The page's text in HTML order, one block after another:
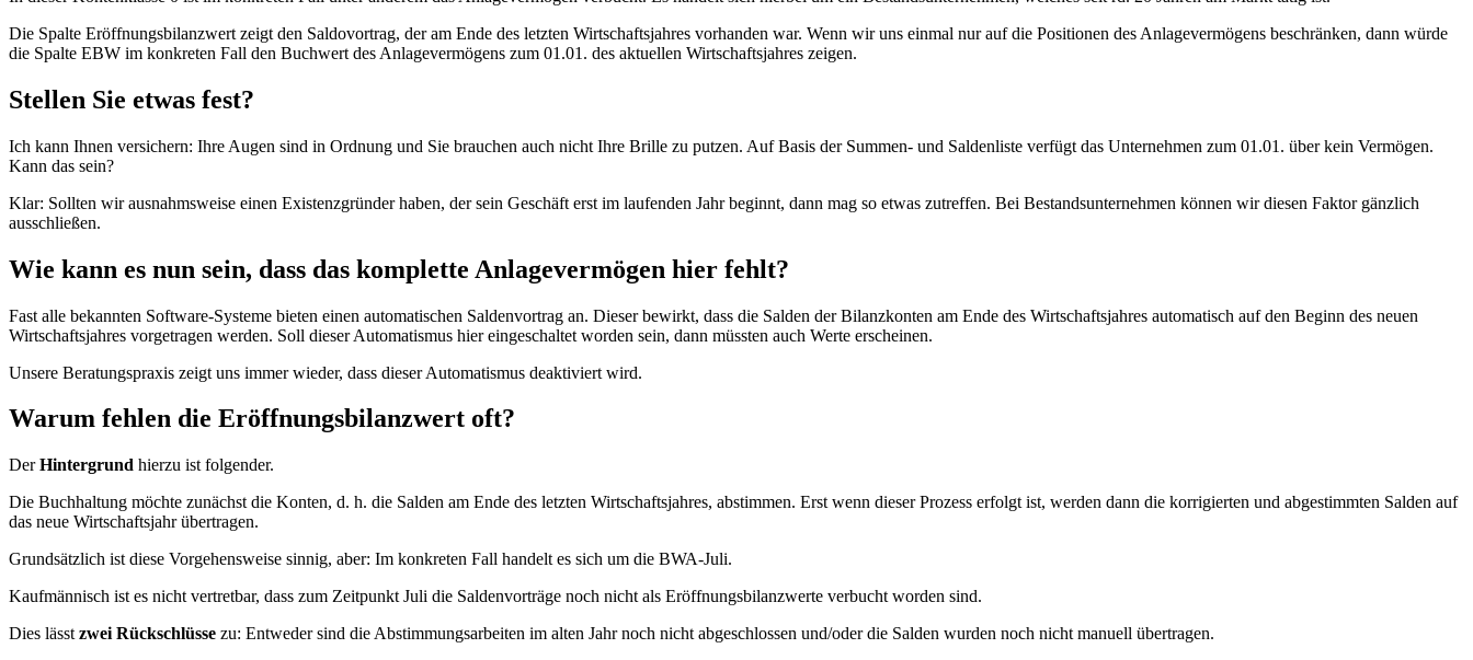
Die Spalte Eröffnungsbilanzwert zeigt den Saldovortrag, der am Ende des letzten Wirtschaftsjahres vorhanden war. Wenn wir uns einmal nur auf die Positionen des Anlagevermögens beschränken, dann würde
die Spalte EBW im konkreten Fall den Buchwert des Anlagevermögens zum 01.01. des aktuellen Wirtschaftsjahres zeigen.
Stellen Sie etwas fest?
Ich kann Ihnen versichern: Ihre Augen sind in Ordnung und Sie brauchen auch nicht Ihre Brille zu putzen. Auf Basis der Summen- und Saldenliste verfügt das Unternehmen zum 01.01. über kein Vermögen.
Kann das sein?
Klar: Sollten wir ausnahmsweise einen Existenzgründer haben, der sein Geschäft erst im laufenden Jahr beginnt, dann mag so etwas zutreffen. Bei Bestandsunternehmen können wir diesen Faktor gänzlich
ausschließen.
Wie kann es nun sein, dass das komplette Anlagevermögen hier fehlt?
Fast alle bekannten Software-Systeme bieten einen automatischen Saldenvortrag an. Dieser bewirkt, dass die Salden der Bilanzkonten am Ende des Wirtschaftsjahres automatisch auf den Beginn des neuen
Wirtschaftsjahres vorgetragen werden. Soll dieser Automatismus hier eingeschaltet worden sein, dann müssten auch Werte erscheinen.
Unsere Beratungspraxis zeigt uns immer wieder, dass dieser Automatismus deaktiviert wird.
Warum fehlen die Eröffnungsbilanzwert oft?
DerHintergrund hierzu ist folgender.
Die Buchhaltung möchte zunächst die Konten, d. h. die Salden am Ende des letzten Wirtschaftsjahres, abstimmen. Erst wenn dieser Prozess erfolgt ist, werden dann die korrigierten und abgestimmten Salden auf
das neue Wirtschaftsjahr übertragen.
Grundsätzlich ist diese Vorgehensweise sinnig, aber: Im konkreten Fall handelt es sich um die BWA-Juli.
Kaufmännisch ist es nicht vertretbar, dass zum Zeitpunkt Juli die Saldenvorträge noch nicht als Eröffnungsbilanzwerte verbucht worden sind.
Dies lässt zwei Rückschlüsse zu: Entweder sind die Abstimmungsarbeiten im alten Jahr noch nicht abgeschlossen und/oder die Salden wurden noch nicht manuell übertragen.